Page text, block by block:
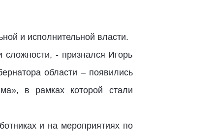
и исполнительной власти.
- признался Игорь
области – появились
в рамках которой стали
и на мероприятиях по